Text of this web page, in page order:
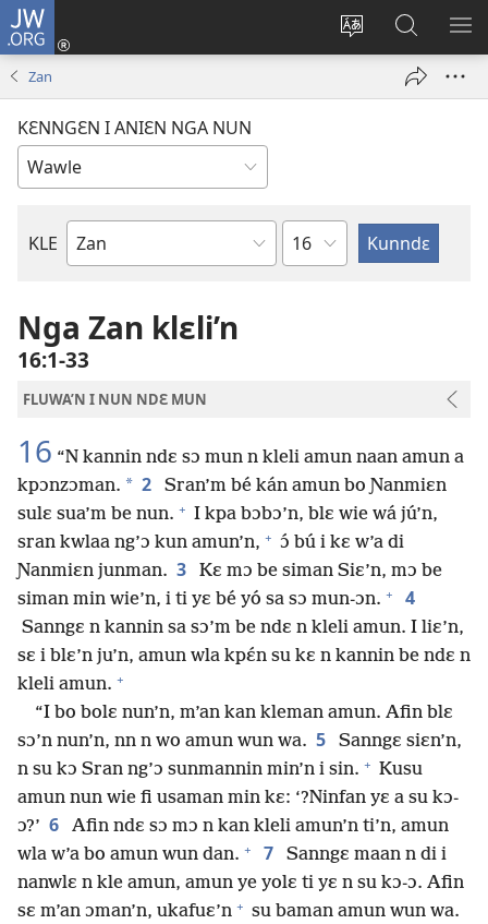
JW.ORG
Kaci
aniɛn'n
Wlu
nun
Kunndɛ
JW.ORG
su
Zan
KƐNNGƐN I ANIƐN NGA NUN
KLE
Biblu'n
Ndɛ
tre
Nga Zan klɛli’n
16:1-33
FLUWA’N I NUN NDƐ MUN
16 “N kannin ndɛ sɔ mun n kleli amun naan amun a
kpɔnzɔman. * 2
Sran’m bé kán amun bo Ɲanmiɛn
sulɛ sua’m be nun. + I kpa bɔbɔ’n, blɛ wie wá jú’n,
sran kwlaa ng’ɔ kun amun’n, + ɔ́ bú i kɛ w’a di
Ɲanmiɛn junman. 3
Kɛ mɔ be siman Siɛ’n, mɔ be
siman min wie’n, i ti yɛ bé yó sa sɔ mun-ɔn. + 4
Sanngɛ n kannin sa sɔ’m be ndɛ n kleli amun. I liɛ’n,
sɛ i blɛ’n ju’n, amun wla kpɛ́n su kɛ n kannin be ndɛ n
kleli amun. +
“I bo bolɛ nun’n, m’an kan kleman amun. Afin blɛ
sɔ’n nun’n, nn n wo amun wun wa. 5
Sanngɛ siɛn’n,
n su kɔ Sran ng’ɔ sunmannin min’n i sin. + Kusu
amun nun wie fi usaman min kɛ: ‘?Ninfan yɛ a su kɔ-
ɔ?’ 6
Afin ndɛ sɔ mɔ n kan kleli amun’n ti’n, amun
wla w’a bo amun wun dan. + 7
Sanngɛ maan n di i
nanwlɛ n kle amun, amun ye yolɛ ti yɛ n su kɔ-ɔ. Afin
sɛ m’an ɔman’n, ukafuɛ’n + su baman amun wun wa.